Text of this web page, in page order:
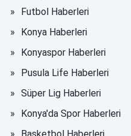
Futbol Haberleri
Konya Haberleri
Konyaspor Haberleri
Pusula Life Haberleri
Süper Lig Haberleri
Konya'da Spor Haberleri